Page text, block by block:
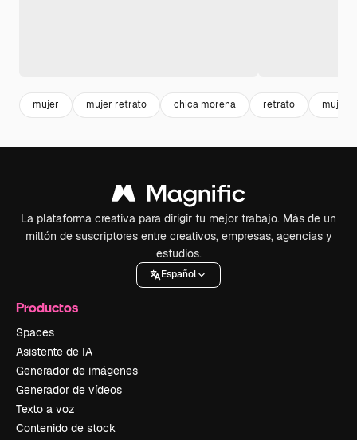
mujer mujer retrato chica morena retrato mujer
La plataforma creativa para dirigir tu mejor trabajo. Más de un
millón de suscriptores entre creativos, empresas, agencias y
estudios.
Español
Productos
Spaces
Asistente de IA
Generador de imágenes
Generador de vídeos
Texto a voz
Contenido de stock